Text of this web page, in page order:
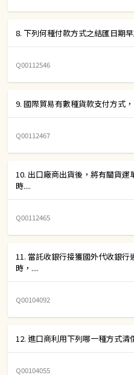
8. 下列何種付款方式之結匯日期
Q00112546
9. 國際貿易有數種貨款支付方式
Q00112467
10. 出口廠商出貨後，將有關貨
時....
Q00112465
11. 當託收銀行接獲國外代收銀
時，....
Q00104092
12. 進口商利用下列哪一種方式清
Q00104055